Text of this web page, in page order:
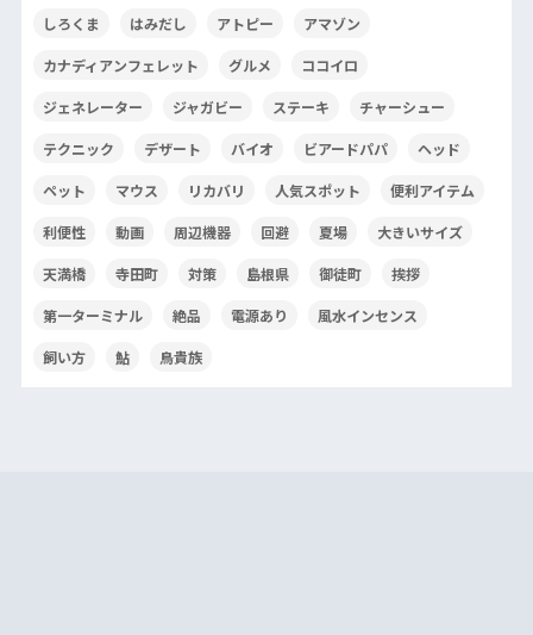
しろくま はみだし アトピー アマゾン
カナディアンフェレット グルメ ココイロ
ジェネレーター ジャガビー ステーキ チャーシュー
テクニック デザート バイオ ビアードパパ ヘッド
ペット マウス リカバリ 人気スポット 便利アイテム
利便性 動画 周辺機器 回避 夏場 大きいサイズ
天満橋 寺田町 対策 島根県 御徒町 挨拶
第一ターミナル 絶品 電源あり 風水インセンス
飼い方 鮎 鳥貴族